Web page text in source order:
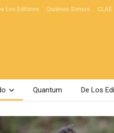
Los Editores Quiénes Somos CLAE
Quantum De Los